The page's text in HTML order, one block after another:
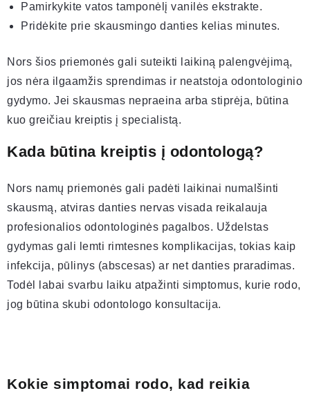
Pamirkykite vatos tamponėlį vanilės ekstrakte.
Pridėkite prie skausmingo danties kelias minutes.
Nors šios priemonės gali suteikti laikiną palengvėjimą,
jos nėra ilgaamžis sprendimas ir neatstoja odontologinio
gydymo. Jei skausmas nepraeina arba stiprėja, būtina
kuo greičiau kreiptis į specialistą.
Kada būtina kreiptis į odontologą?
Nors namų priemonės gali padėti laikinai numalšinti
skausmą, atviras danties nervas visada reikalauja
profesionalios odontologinės pagalbos. Uždelstas
gydymas gali lemti rimtesnes komplikacijas, tokias kaip
infekcija, pūlinys (abscesas) ar net danties praradimas.
Todėl labai svarbu laiku atpažinti simptomus, kurie rodo,
jog būtina skubi odontologo konsultacija.
Kokie simptomai rodo, kad reikia